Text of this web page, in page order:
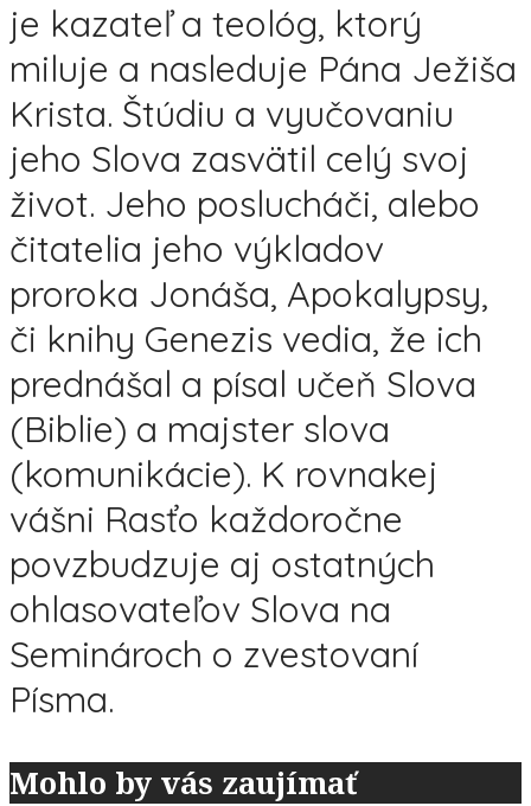
je kazateľ a teológ, ktorý
miluje a nasleduje Pána Ježiša
Krista. Štúdiu a vyučovaniu
jeho Slova zasvätil celý svoj
život. Jeho poslucháči, alebo
čitatelia jeho výkladov
proroka Jonáša, Apokalypsy,
či knihy Genezis vedia, že ich
prednášal a písal učeň Slova
(Biblie) a majster slova
(komunikácie). K rovnakej
vášni Rasťo každoročne
povzbudzuje aj ostatných
ohlasovateľov Slova na
Seminároch o zvestovaní
Písma.
Mohlo by vás zaujímať